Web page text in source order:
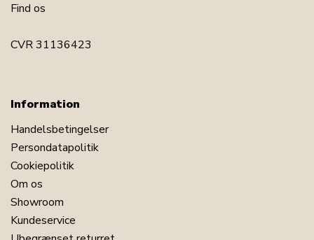
Se vores udvalg af håndklæderpakker
Se vores udvalg af opbevaring til badeværelset
Find os
CVR 31136423
Information
Handelsbetingelser
Persondatapolitik
Cookiepolitik
Om os
Showroom
Kundeservice